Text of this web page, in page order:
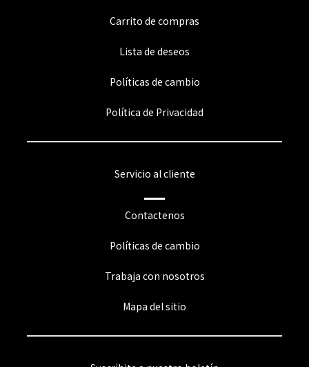
Carrito de compras
Lista de deseos
Políticas de cambio
Política de Privacidad
Servicio al cliente
Contactenos
Políticas de cambio
Trabaja con nosotros
Mapa del sitio